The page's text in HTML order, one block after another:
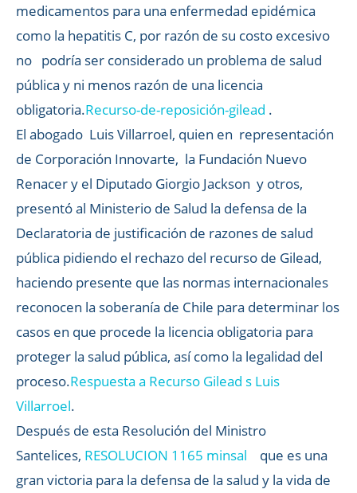
medicamentos para una enfermedad epidémica
como la hepatitis C, por razón de su costo excesivo
no podría ser considerado un problema de salud
pública y ni menos razón de una licencia
obligatoria.Recurso-de-reposición-gilead .
El abogado Luis Villarroel, quien en representación
de Corporación Innovarte, la Fundación Nuevo
Renacer y el Diputado Giorgio Jackson y otros,
presentó al Ministerio de Salud la defensa de la
Declaratoria de justificación de razones de salud
pública pidiendo el rechazo del recurso de Gilead,
haciendo presente que las normas internacionales
reconocen la soberanía de Chile para determinar los
casos en que procede la licencia obligatoria para
proteger la salud pública, así como la legalidad del
proceso.Respuesta a Recurso Gilead s Luis
Villarroel.
Después de esta Resolución del Ministro
Santelices, RESOLUCION 1165 minsal que es una
gran victoria para la defensa de la salud y la vida de